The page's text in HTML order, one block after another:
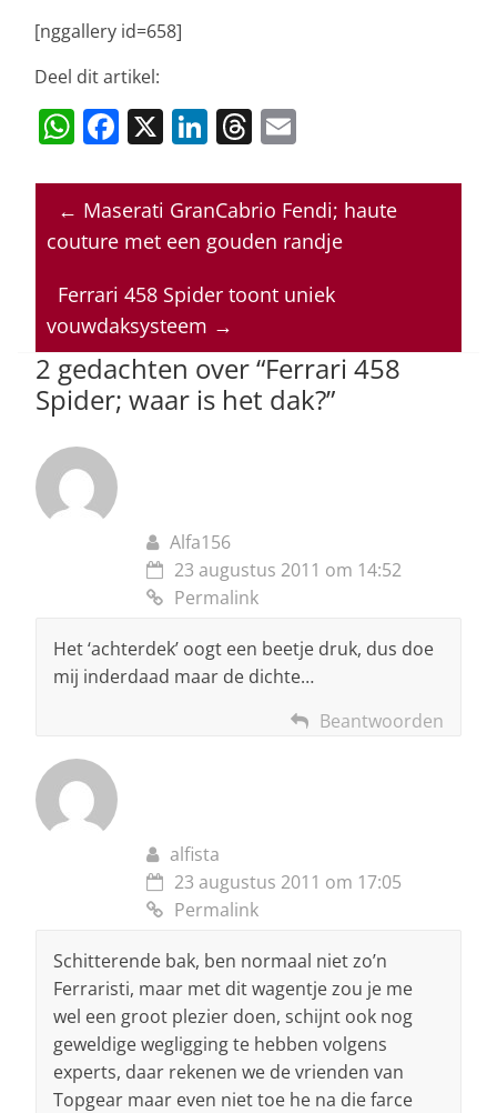
[nggallery id=658]
Deel dit artikel:
W
at
s
p
p
F
c
e
o
o
k
X Li
k
e
dI
n
T
re
a
s
ai
l
← Maserati GranCabrio Fendi; haute
couture met een gouden randje
Ferrari 458 Spider toont uniek
vouwdaksysteem →
2 gedachten over “Ferrari 458
Spider; waar is het dak?”
Alfa156
23 augustus 2011 om 14:52
Permalink
Het ‘achterdek’ oogt een beetje druk, dus doe
mij inderdaad maar de dichte…
Beantwoorden
alfista
23 augustus 2011 om 17:05
Permalink
Schitterende bak, ben normaal niet zo’n
Ferraristi, maar met dit wagentje zou je me
wel een groot plezier doen, schijnt ook nog
geweldige wegligging te hebben volgens
experts, daar rekenen we de vrienden van
Topgear maar even niet toe he na die farce